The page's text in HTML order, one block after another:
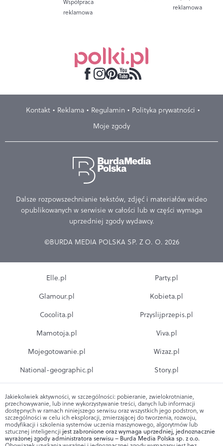
Współpraca
reklamowa
reklamowa
Kontakt Reklama Regulamin
Polityka prywatności
Moje zgody
Dalsze rozpowszechnianie tekstów, zdjęć i materiałów wideo
opublikowanych w serwisie w całości lub w części wymaga
uprzedniej zgody wydawcy.
©BURDA MEDIA POLSKA SP. Z O. O. 2026
Elle.pl
Glamour.pl
Cocolita.pl
Mamotoja.pl
Mojegotowanie.pl
National-geographic.pl
Party.pl
Kobieta.pl
Przyslijprzepis.pl
Viva.pl
Wizaz.pl
Story.pl
Jakiekolwiek aktywności, w szczególności: pobieranie, zwielokrotnianie,
przechowywanie, lub inne wykorzystywanie treści, danych lub informacji
dostępnych w ramach niniejszego serwisu oraz wszystkich jego podstron, w
szczególności w celu ich eksploracji, zmierzającej do tworzenia, rozwoju,
modyfikacji i szkolenia systemów uczenia maszynowego, algorytmów lub
sztucznej inteligencji jest zabronione oraz wymaga uprzedniej, jednoznacznie
wyrażonej zgody administratora serwisu – Burda Media Polska sp. z o.o.